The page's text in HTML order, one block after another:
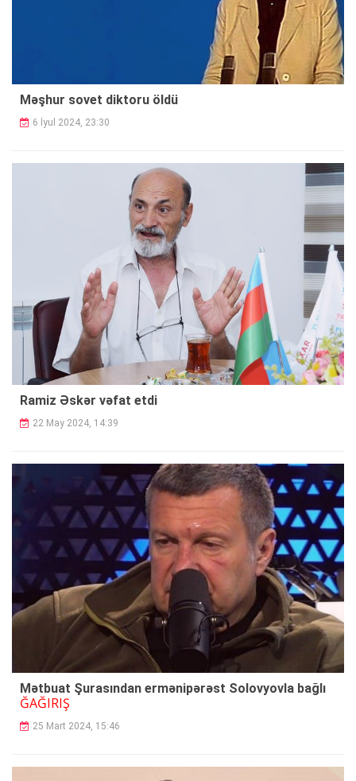
Məşhur sovet diktoru öldü
6 İyul 2024, 23:30
Ramiz Əskər vəfat etdi
22 May 2024, 14:39
Mətbuat Şurasından ermənipərəst Solovyovla bağlı
ĞAĞIRIŞ
25 Mart 2024, 15:46